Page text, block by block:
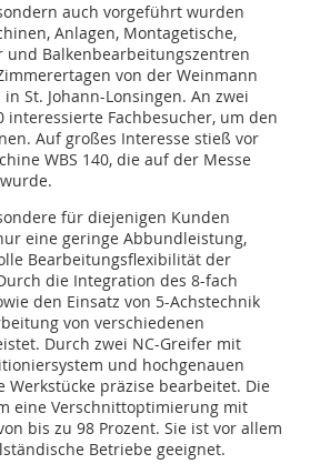
auch vorgeführt wurden
Anlagen, Montagetische,
und Balkenbearbeitungszentren
von der Weinmann
St. Johann-Lonsingen. An zwei
interessierte Fachbesucher, um den
Auf großes Interesse stieß vor
WBS 140, die auf der Messe
für diejenigen Kunden
eine geringe Abbundleistung,
Bearbeitungsflexibilität der
die Integration des 8-fach
den Einsatz von 5-Achstechnik
von verschiedenen
Durch zwei NC-Greifer mit
und hochgenauen
Werkstücke präzise bearbeitet. Die
eine Verschnittoptimierung mit
bis zu 98 Prozent. Sie ist vor allem
Betriebe geeignet.